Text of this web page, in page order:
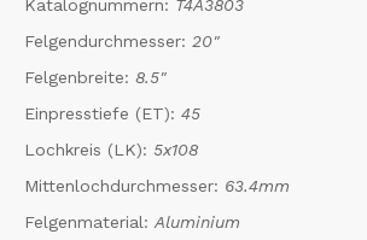
Katalognummern: T4A3803
Felgendurchmesser: 20"
Felgenbreite: 8.5"
Einpresstiefe (ET): 45
Lochkreis (LK): 5x108
Mittenlochdurchmesser: 63.4mm
Felgenmaterial: Aluminium